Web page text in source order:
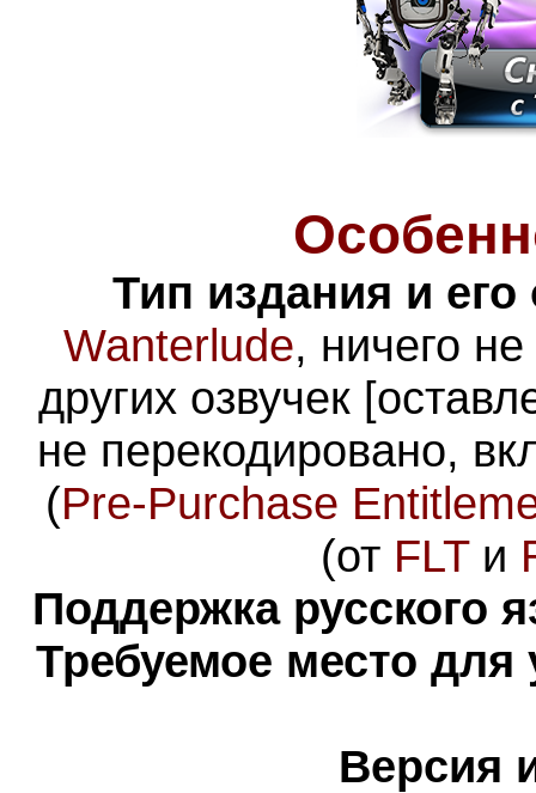
Тип издания и его
Wanterlude, ничего
других озвучек
не перекодировано,
(Pre-Purchase
(от FLTи
Поддержка русского
Требуемое место
Версия